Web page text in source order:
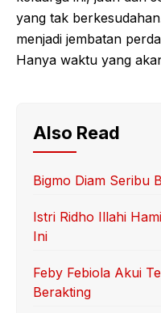
yang tak
menjadi jembatan
Hanya waktu yang
Also Read
Bigmo Diam Seribu
Istri Ridho Illahi
Ini
Feby Febiola Akui
Berakting